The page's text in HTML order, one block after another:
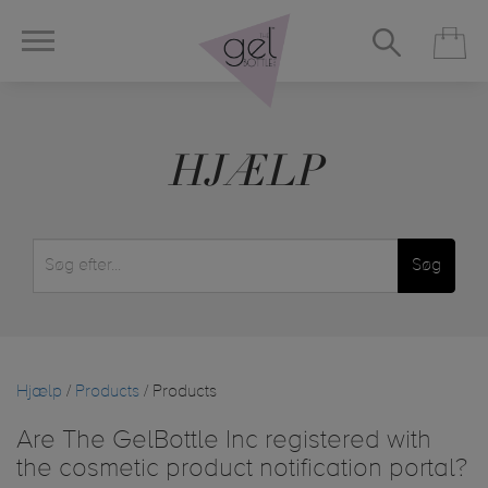
HJÆLP
Søg
Hjælp / Products / Products
Are The GelBottle Inc registered with
the cosmetic product notification portal?